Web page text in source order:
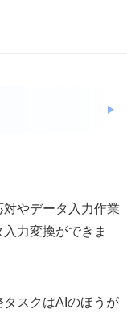
やデータ入力作業
力変換ができま
スクはAIのほうが